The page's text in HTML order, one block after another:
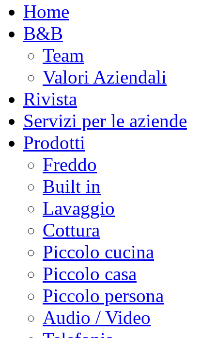
Home
B&B
Team
Valori Aziendali
Rivista
Servizi per le aziende
Prodotti
Freddo
Built in
Lavaggio
Cottura
Piccolo cucina
Piccolo casa
Piccolo persona
Audio / Video